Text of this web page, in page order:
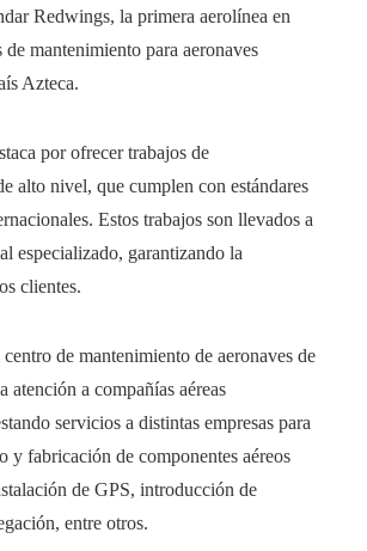
Redwings, la primera aerolínea en
mantenimiento para aeronaves
Azteca.
por ofrecer trabajos de
alto nivel, que cumplen con estándares
Estos trabajos son llevados a
especializado, garantizando la
clientes.
de mantenimiento de aeronaves de
atención a compañías aéreas
servicios a distintas empresas para
y fabricación de componentes aéreos
de GPS, introducción de
entre otros.